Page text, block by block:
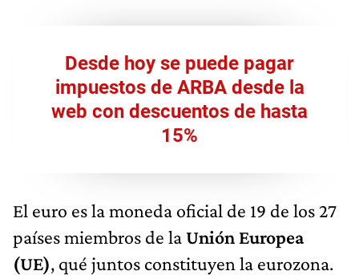
Desde hoy se puede pagar
impuestos de ARBA desde la
web con descuentos de hasta
15%
El euro es la moneda oficial de 19 de los 27
países miembros de laUnión Europea
(UE), qué juntos constituyen la eurozona.